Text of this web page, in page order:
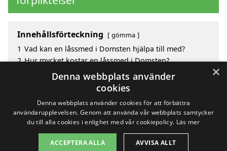
Innehållsförteckning gömma
1 Vad kan en låssmed i Domsten hjälpa till med?
2 Hur mycket kostar en låssmed i Domsten?
Fördelar med att välja låssmed i Domsten
Sök efter en skicklig låssmed i de omgivande
Copyright 2026 - Pilanto Aps
×
Denna webbplats använder
cookies
Denna webbplats använder cookies för att förbättra
användarupplevelsen. Genom att använda vår webbplats samtycker
du till alla cookies i enlighet med vår cookiepolicy. Läs mer
ACCEPTERA ALLA AVVISA ALLT